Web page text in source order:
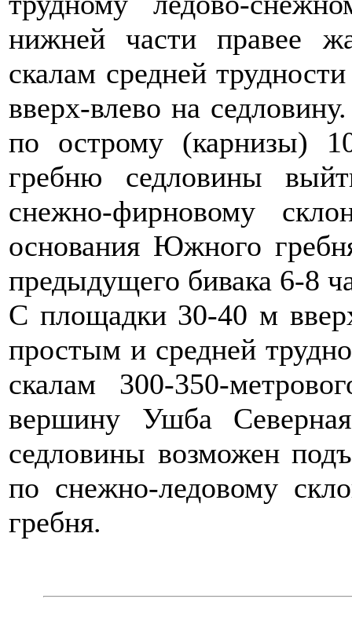
нижней части правее
скалам средней
вверх-влево на
по острому (карнизы)
гребню седловины
снежно-фирновому
основания Южного
предыдущего бивака 6-8
С площадки 30-40 м
простым и средней
скалам 300-350-
вершину Ушба
седловины возможен
по снежно-ледовому
гребня.